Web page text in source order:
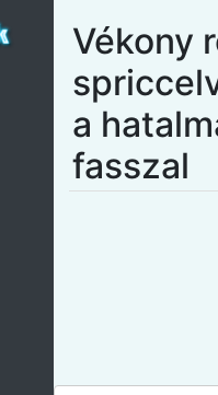
Vékony
a
fasszal